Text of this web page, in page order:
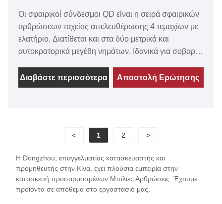
Οι σφαιρικοί σύνδεσμοι QD είναι η σειρά σφαιρικών
αρθρώσεων ταχείας απελευθέρωσης 4 τεμαχίων με
ελατήριο. Διατίθεται και στα δύο μετρικά και
αυτοκρατορικά μεγέθη νημάτων. Ιδανικά για σοβαρές
και υψηλή φόρτιση κραδασμών.
Διαβάστε περισσότερα Αποστολή Ερώτησης
< 1 2 >
Η Dongzhou, επαγγελματίας κατασκευαστής και
προμηθευτής στην Κίνα, έχει πλούσια εμπειρία στην
κατασκευή προσαρμοσμένων Μπίλιες Αρθρώσεις. Έχουμε
προϊόντα σε απόθεμα στο εργοστάσιό μας.